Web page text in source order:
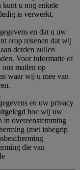
kunt u nog enkele
is verwerkt.
en dat u uw
erop rekenen dat wij
derden zullen
Voor informatie of
mailen op
waar wij u mee van
en uw privacy
hoe wij uw
in overeenstemming
(met inbegrip
die van